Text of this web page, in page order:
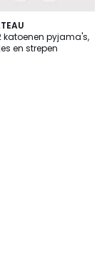
katoenen pyjama's,
en strepen